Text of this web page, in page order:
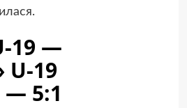
19 —
19
— 5:1